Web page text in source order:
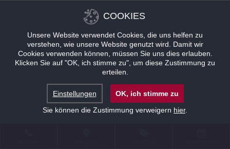
COOKIES
Unsere Website verwendet Cookies, die uns helfen zu
verstehen, wie unsere Website genutzt wird. Damit wir
Cookies verwenden können, müssen Sie uns dies erlauben.
Klicken Sie auf "OK, ich stimme zu", um diese Zustimmung zu
erteilen.
Einstellungen
OK, ich stimme zu
Sie können die Zustimmung verweigern hier.